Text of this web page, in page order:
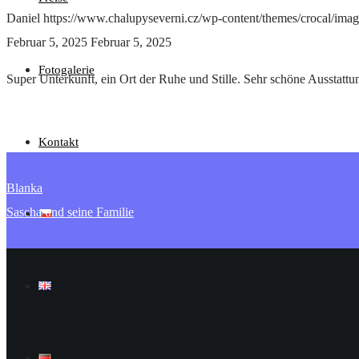
Fotogalerie
Kontakt
Daniel https://www.chalupyseverni.cz/wp-content/themes/crocal/
Februar 5, 2025 Februar 5, 2025
Super Unterkunft, ein Ort der Ruhe und Stille. Sehr schöne
Blanka
Sascha und seine Familie